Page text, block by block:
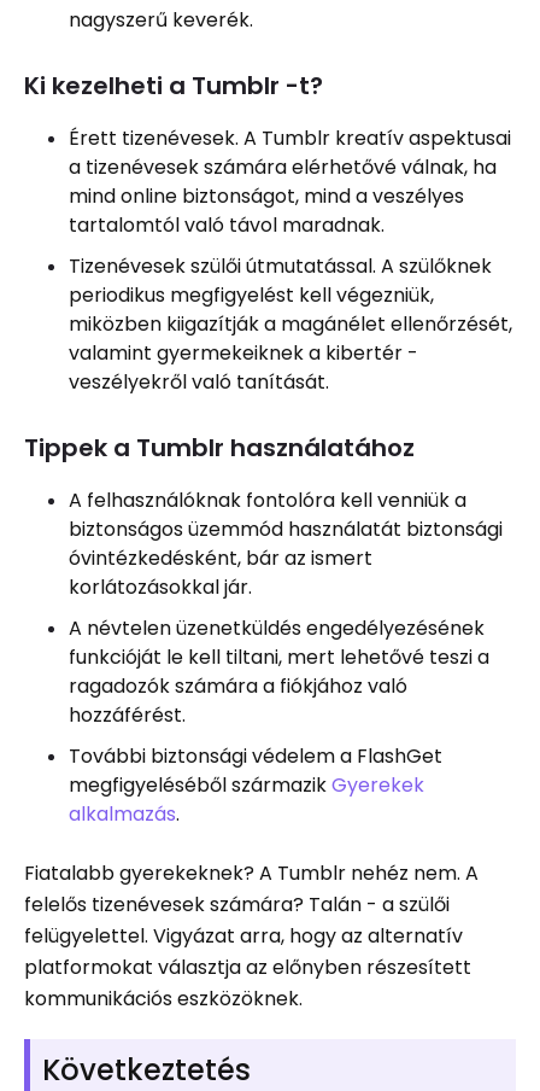
nagyszerű keverék.
Ki kezelheti a Tumblr -t?
Érett tizenévesek. A Tumblr kreatív aspektusai
a tizenévesek számára elérhetővé válnak, ha
mind online biztonságot, mind a veszélyes
tartalomtól való távol maradnak.
Tizenévesek szülői útmutatással. A szülőknek
periodikus megfigyelést kell végezniük,
miközben kiigazítják a magánélet ellenőrzését,
valamint gyermekeiknek a kibertér -
veszélyekről való tanítását.
Tippek a Tumblr használatához
A felhasználóknak fontolóra kell venniük a
biztonságos üzemmód használatát biztonsági
óvintézkedésként, bár az ismert
korlátozásokkal jár.
A névtelen üzenetküldés engedélyezésének
funkcióját le kell tiltani, mert lehetővé teszi a
ragadozók számára a fiókjához való
hozzáférést.
További biztonsági védelem a FlashGet
megfigyeléséből származikGyerekek
alkalmazás.
Fiatalabb gyerekeknek? A Tumblr nehéz nem. A
felelős tizenévesek számára? Talán - a szülői
felügyelettel. Vigyázat arra, hogy az alternatív
platformokat választja az előnyben részesített
kommunikációs eszközöknek.
Következtetés